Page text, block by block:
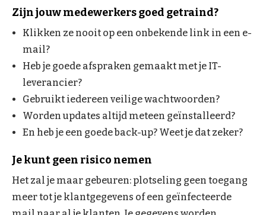
Zijn jouw medewerkers goed getraind?
Klikken ze nooit op een onbekende link in een e-
mail?
Heb je goede afspraken gemaakt met je IT-
leverancier?
Gebruikt iedereen veilige wachtwoorden?
Worden updates altijd meteen geïnstalleerd?
En heb je een goede back-up? Weet je dat zeker?
Je kunt geen risico nemen
Het zal je maar gebeuren: plotseling geen toegang
meer tot je klantgegevens of een geïnfecteerde